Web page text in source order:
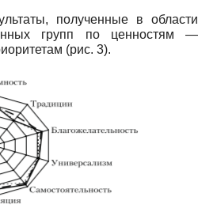
полученные в области
групп по ценностям —
(рис. 3).